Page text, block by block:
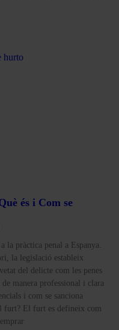
és i Com se
la pràctica penal a Espanya.
la legislació estableix
del delicte com les penes
manera professional i clara
i com se sanciona
furt? El furt es defineix com